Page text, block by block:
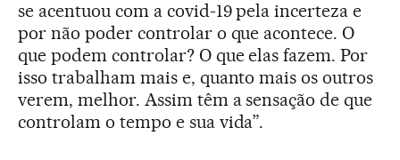
se acentuou com a covid-19 pela incerteza e
por não poder controlar o que acontece. O
que podem controlar? O que elas fazem. Por
isso trabalham mais e, quanto mais os outros
verem, melhor. Assim têm a sensação de que
controlam o tempo e sua vida”.